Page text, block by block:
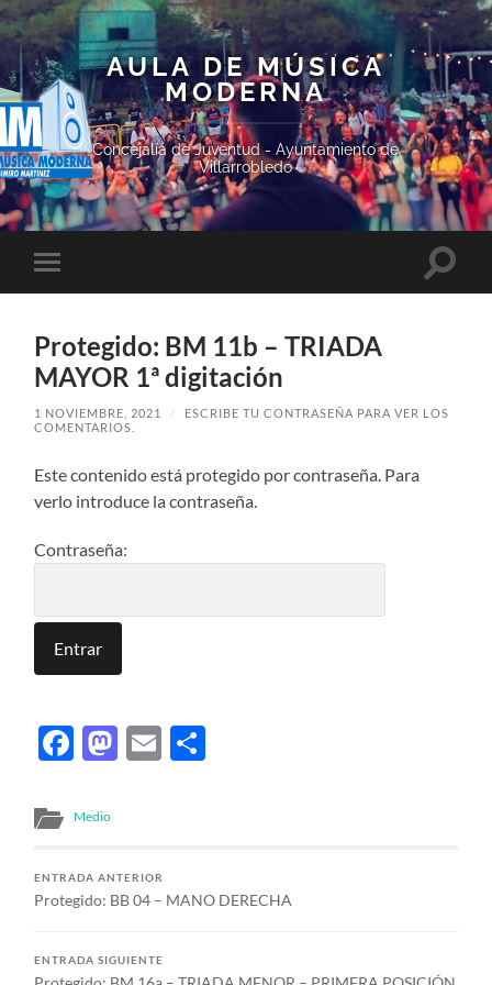
AULA DE MÚSICA
MODERNA
Concejalía de Juventud - Ayuntamiento de
Villarrobledo
el
móvil
Protegido: BM 11b – TRIADA
MAYOR 1ª digitación
1 NOVIEMBRE, 2021 /
ESCRIBE TU CONTRASEÑA PARA VER LOS
COMENTARIOS.
Este contenido está protegido por contraseña. Para
verlo introduce la contraseña.
Contraseña:
Facebook
Mastodon
Email
Medio
ENTRADA ANTERIOR
Protegido: BB 04 – MANO DERECHA
ENTRADA SIGUIENTE